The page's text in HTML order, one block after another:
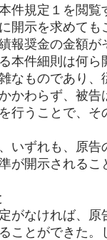
件規定１を閲覧
開示を求めて
報奨金の金額が
本件細則は何
なものであり
かわらず、被
行うことで、
いずれも、原告
が開示される
がなければ、原
ことができた